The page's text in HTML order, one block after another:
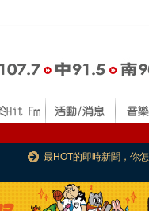
最HOT的即時新聞，你